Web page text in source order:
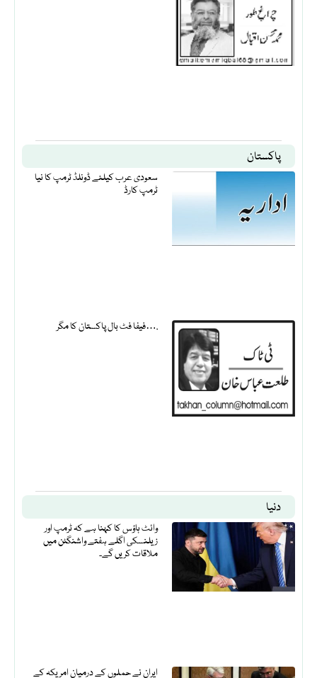
پاکستان
سعودی عرب کیلئے ڈونلڈ ٹرمپ کا نیا
ٹرمپ کارڈ
فیفا فٹ بال پاکستان کا مگر….
دنیا
وائٹ ہاؤس کا کہنا ہے کہ ٹرمپ اور
زیلنسکی اگلے ہفتے واشنگٹن میں
ملاقات کریں گے۔
ایران نے حملوں کے درمیان امریکہ کے